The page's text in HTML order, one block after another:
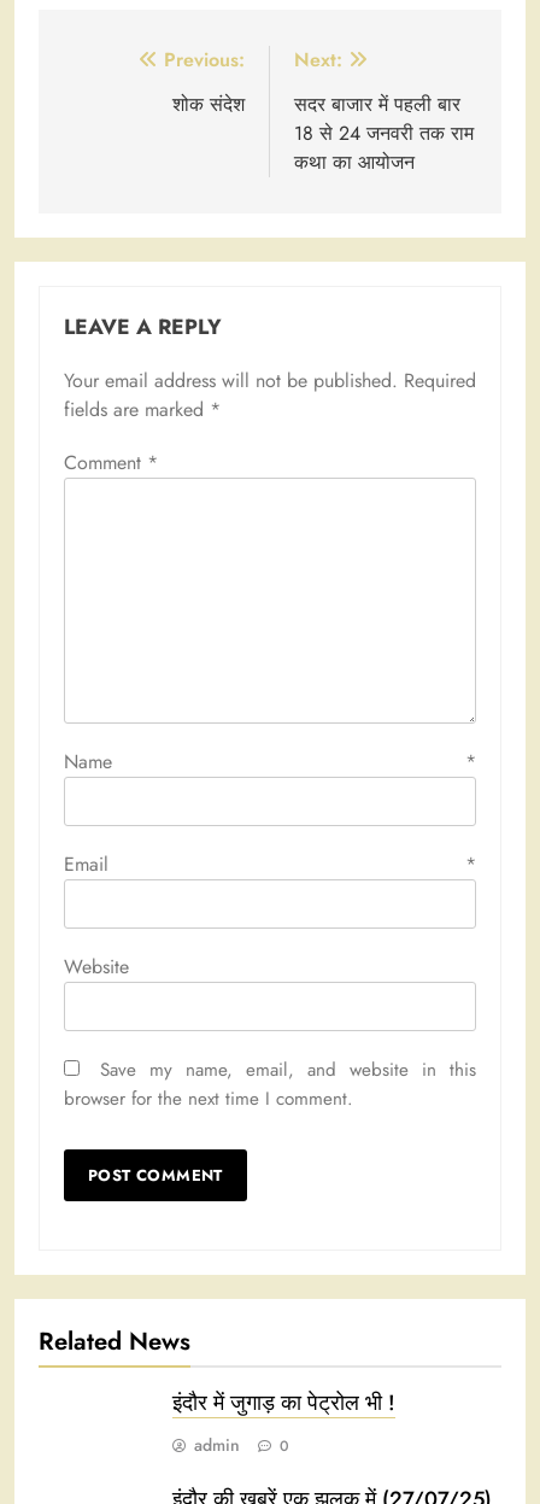
navigation
Previous:
शोक संदेश
Next:
सदर बाजार में पहली बार
18 से 24 जनवरी तक राम
कथा का आयोजन
LEAVE A REPLY
Your email address will not be published. Required
fields are marked *
Comment *
Name *
Email *
Website
Save my name, email, and website in this
browser for the next time I comment.
Related News
इंदौर में जुगाड़ का पेट्रोल भी !
admin 0